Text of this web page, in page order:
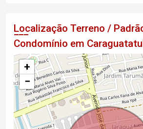
Localização Terreno /
Condomínio em
+
−